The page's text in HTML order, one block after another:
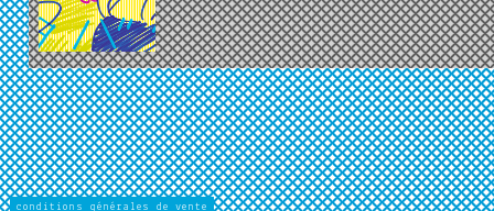
conditions générales de vente